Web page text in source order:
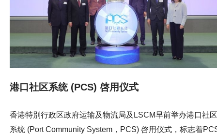
港口社区系统 (PCS) 啓用仪式
香港特別行政区政府运输及物流局及LSCM早前举办港口社区
系统 (Port Community System，PCS) 啓用仪式，标志着